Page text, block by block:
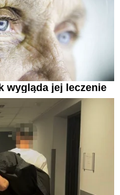
wygląda jej leczenie